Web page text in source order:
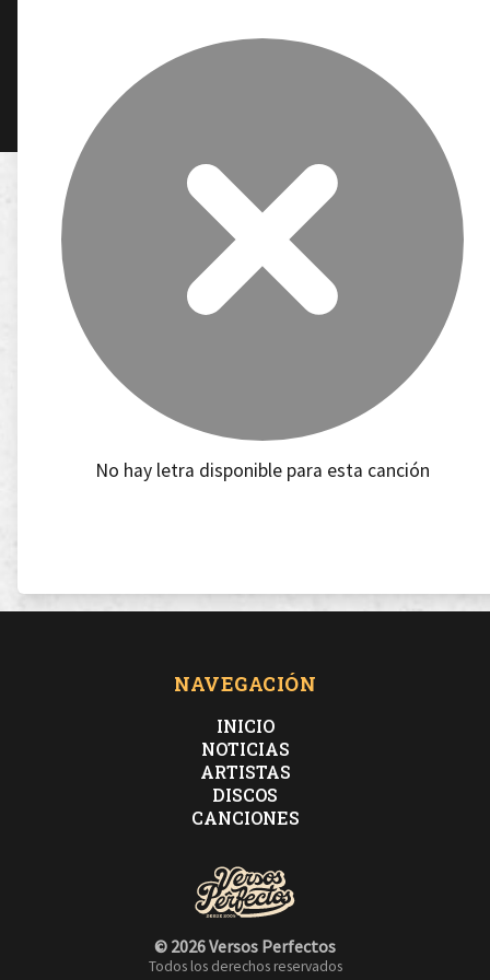
No hay letra disponible para esta canción
NAVEGACIÓN
INICIO
NOTICIAS
ARTISTAS
DISCOS
CANCIONES
© 2026 Versos Perfectos
Todos los derechos reservados